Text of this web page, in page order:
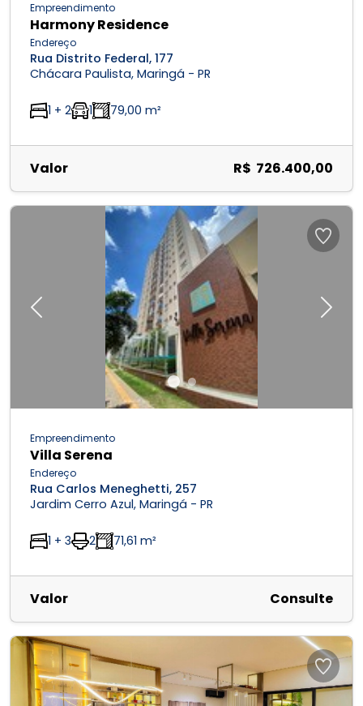
Empreendimento
Harmony Residence
Endereço
Rua Distrito Federal, 177
Chácara Paulista, Maringá - PR
1 + 2 1 79,00 m²
Valor R$ 726.400,00
Previous Next
Empreendimento
Villa Serena
Endereço
Rua Carlos Meneghetti, 257
Jardim Cerro Azul, Maringá - PR
1 + 3 2 71,61 m²
Valor Consulte